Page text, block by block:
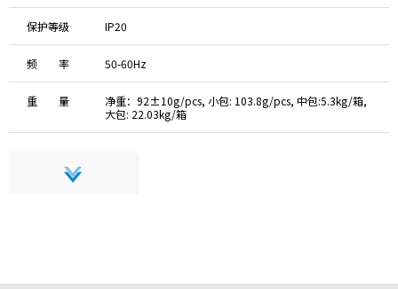
保护等级 IP20
频 率 50-60Hz
重 量
净重：92±10g/pcs, 小包: 103.8g/pcs, 中包:5.3kg/箱,
大包: 22.03kg/箱